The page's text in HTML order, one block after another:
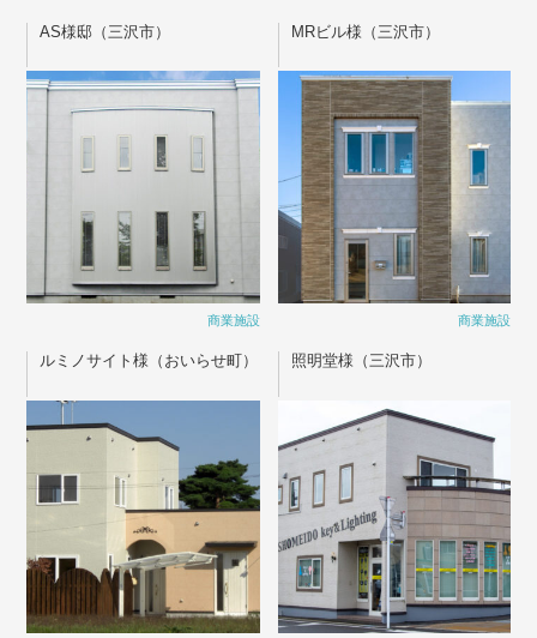
AS様邸（三沢市）
商業施設
MRビル様（三沢市）
商業施設
ルミノサイト様（おいらせ町） 照明堂様（三沢市）